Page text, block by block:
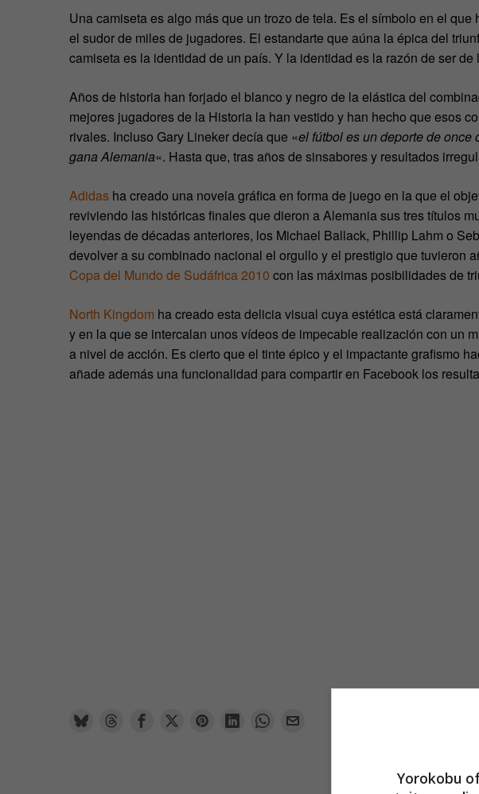
Una camiseta es algo más que un trozo de tela. Es el símbolo en el
el sudor de miles de jugadores. El estandarte que aúna la épica del
camiseta es la identidad de un país. Y la identidad es la razón de ser de
Años de historia han forjado el blanco y negro de la elástica del
mejores jugadores de la Historia la han vestido y han hecho que esos
rivales. Incluso Gary Lineker decía que «el fútbol es un deporte de
gana Alemania«. Hasta que, tras años de sinsabores y resultados
Adidas ha creado una novela gráfica en forma de juego en la que el
reviviendo las históricas finales que dieron a Alemania sus tres títulos
leyendas de décadas anteriores, los Michael Ballack, Phillip Lahm o
devolver a su combinado nacional el orgullo y el prestigio que tuvieron
Copa del Mundo de Sudáfrica 2010 con las máximas posibilidades de
North Kingdom ha creado esta delicia visual cuya estética está
y en la que se intercalan unos vídeos de impecable realización con un
a nivel de acción. Es cierto que el tinte épico y el impactante grafismo
añade además una funcionalidad para compartir en Facebook los
Yorokobu